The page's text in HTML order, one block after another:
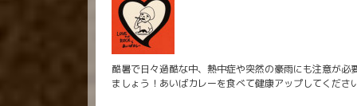
酷暑で日々過酷な中、熱中症や突然の豪雨にも注意が
ましょう！あいばカレーを食べて健康アップしてくださ